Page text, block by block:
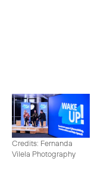
Credits: Fernanda
Vilela Photography